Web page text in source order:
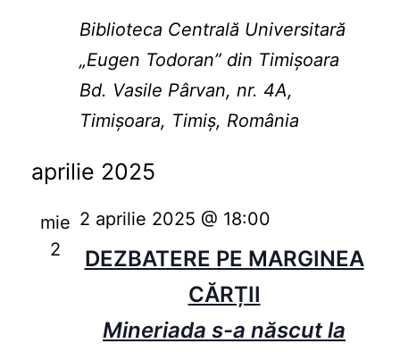
Biblioteca Centrală Universitară
„Eugen Todoran” din Timişoara
Bd. Vasile Pârvan, nr. 4A,
Timișoara, Timiș, România
aprilie 2025
mie
2
DEZBATERE PE MARGINEA
CĂRȚII
Mineriada s-a născut la
2 aprilie 2025 @ 18:00